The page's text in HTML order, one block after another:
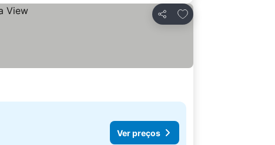
Partilhar
Adicionar aos favoritos
Ver preços